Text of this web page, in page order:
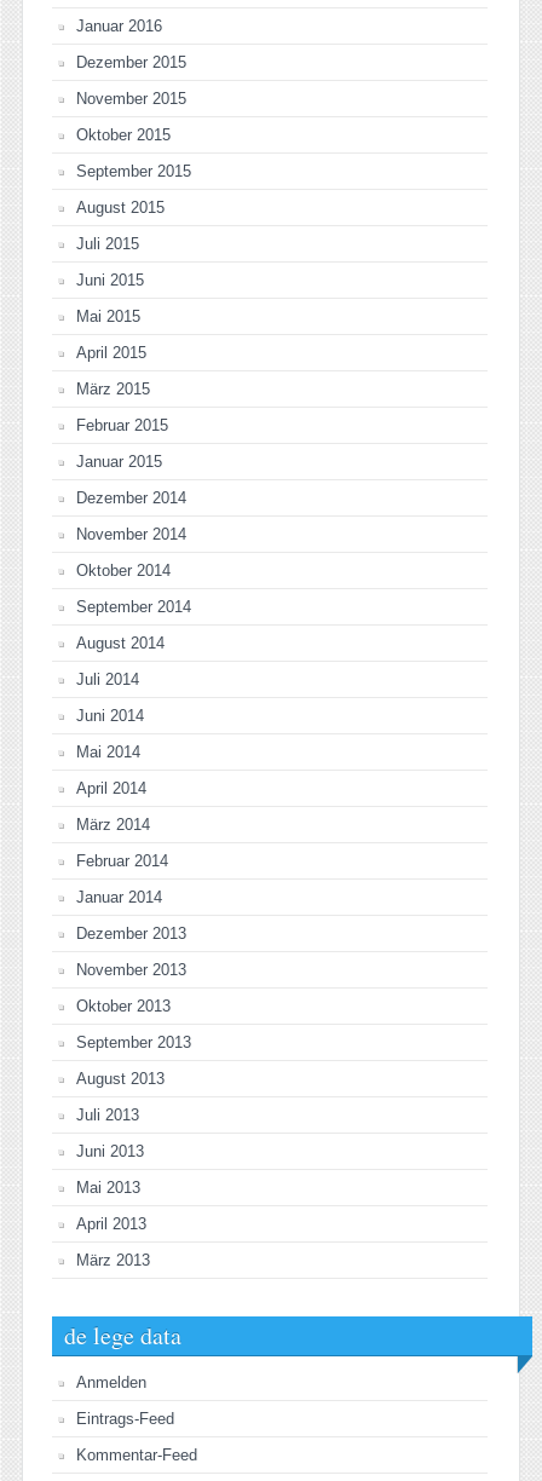
Januar 2016
Dezember 2015
November 2015
Oktober 2015
September 2015
August 2015
Juli 2015
Juni 2015
Mai 2015
April 2015
März 2015
Februar 2015
Januar 2015
Dezember 2014
November 2014
Oktober 2014
September 2014
August 2014
Juli 2014
Juni 2014
Mai 2014
April 2014
März 2014
Februar 2014
Januar 2014
Dezember 2013
November 2013
Oktober 2013
September 2013
August 2013
Juli 2013
Juni 2013
Mai 2013
April 2013
März 2013
de lege data
Anmelden
Eintrags-Feed
Kommentar-Feed